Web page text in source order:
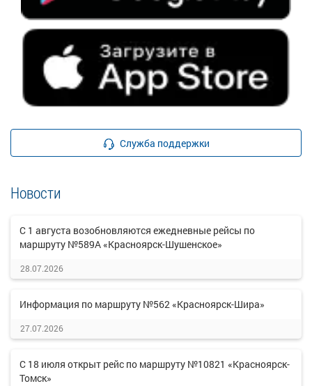
Служба поддержки
Новости
С 1 августа возобновляются ежедневные рейсы по
маршруту №589А «Красноярск-Шушенское»
28.07.2026
Информация по маршруту №562 «Красноярск-Шира»
27.07.2026
С 18 июля открыт рейс по маршруту №10821 «Красноярск-
Томск»